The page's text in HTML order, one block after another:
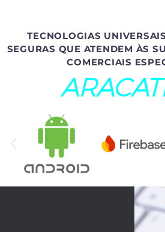
TECNOLOGIAS
SEGURAS QUE ATENDEM ÀS
COMERCIAIS